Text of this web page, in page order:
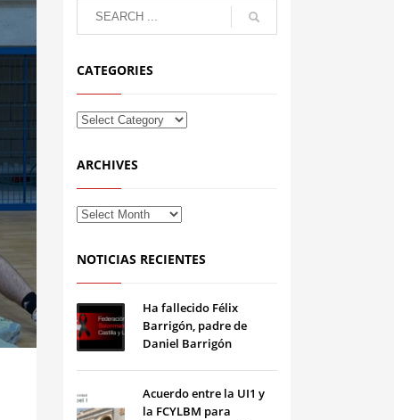
CATEGORIES
ARCHIVES
NOTICIAS RECIENTES
Ha fallecido Félix
Barrigón, padre de
Daniel Barrigón
Acuerdo entre la UI1 y
la FCYLBM para